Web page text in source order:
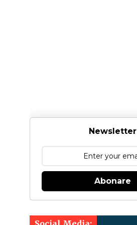
Newsletter
Abonare